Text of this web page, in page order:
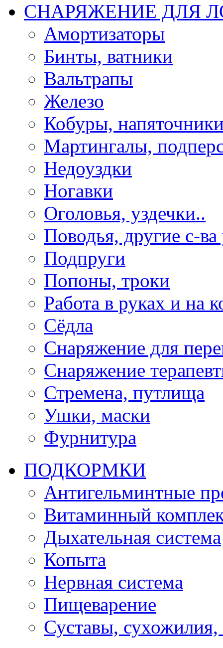
СНАРЯЖЕНИЕ ДЛЯ
Амортизаторы
Бинты, ватники
Вальтрапы
Железо
Кобуры,
Мартингалы,
Недоуздки
Ногавки
Оголовья, уздечки..
Поводья, другие с-
Подпруги
Попоны, троки
Работа в руках и на
Сёдла
Снаряжение для
Снаряжение
Стремена, путлища
Ушки, маски
Фурнитура
ПОДКОРМКИ
Антигельминтные
Витаминный
Дыхательная система
Копыта
Нервная система
Пищеварение
Суставы, сухожилия,